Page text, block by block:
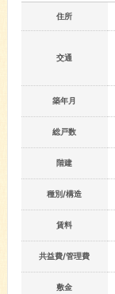
住所
交通
築年月
総戸数
階建
種別/構造
賃料
共益費/管理費
敷金